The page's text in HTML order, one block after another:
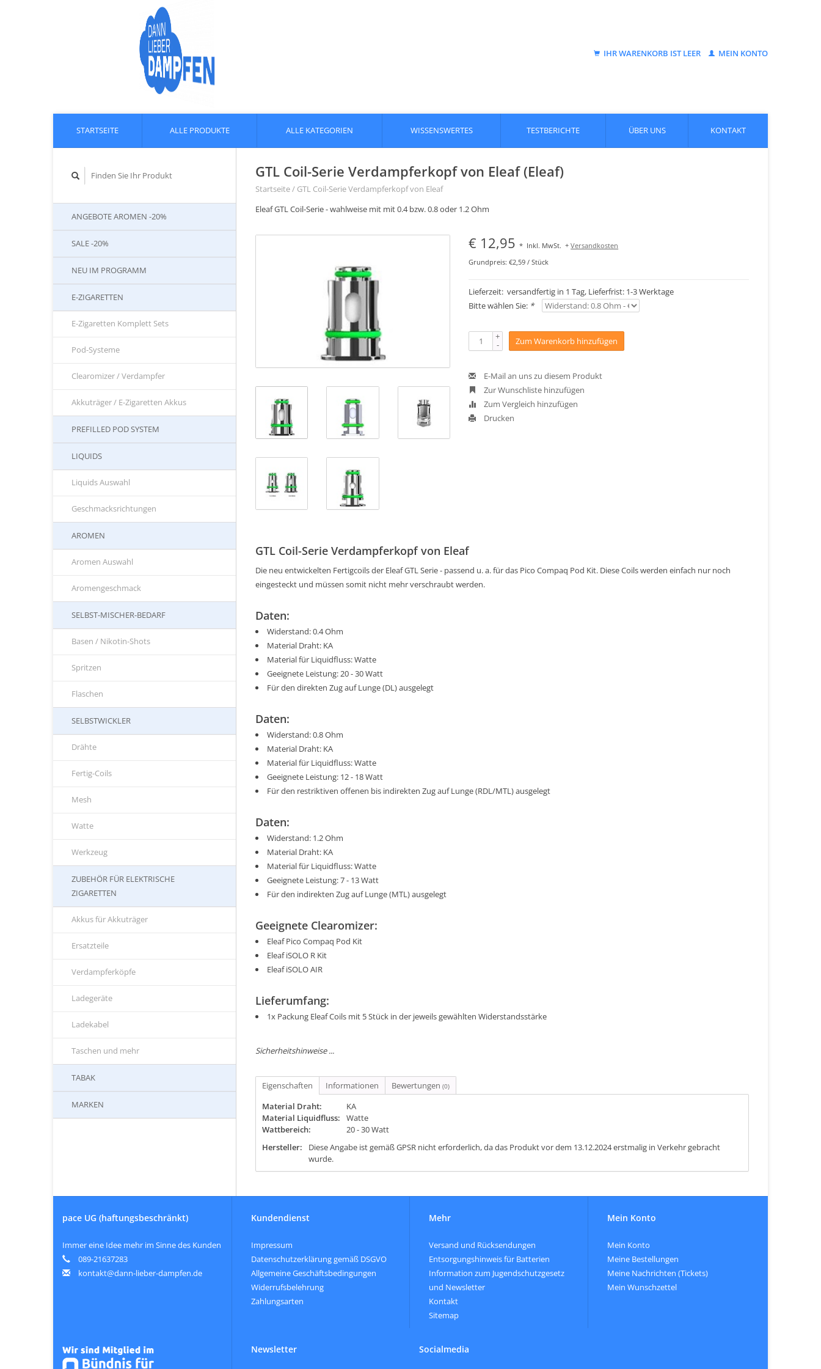
IHR WARENKORB IST LEER MEIN KONTO
STARTSEITE ALLE PRODUKTE ALLE KATEGORIEN WISSENSWERTES TESTBERICHTE ÜBER UNS KONTAKT
ANGEBOTE AROMEN -20%
SALE -20%
NEU IM PROGRAMM
E-ZIGARETTEN
E-Zigaretten Komplett Sets
Pod-Systeme
Clearomizer / Verdampfer
Akkuträger / E-Zigaretten Akkus
PREFILLED POD SYSTEM
LIQUIDS
Liquids Auswahl
Geschmacksrichtungen
AROMEN
Aromen Auswahl
Aromengeschmack
SELBST-MISCHER-BEDARF
Basen / Nikotin-Shots
Spritzen
Flaschen
SELBSTWICKLER
Drähte
Fertig-Coils
Mesh
Watte
Werkzeug
ZUBEHÖR FÜR ELEKTRISCHE
ZIGARETTEN
Akkus für Akkuträger
Ersatzteile
Verdampferköpfe
Ladegeräte
Ladekabel
Taschen und mehr
TABAK
MARKEN
GTL Coil-Serie Verdampferkopf von Eleaf (Eleaf)
Startseite/ GTL Coil-Serie Verdampferkopf von Eleaf
Eleaf GTL Coil-Serie - wahlweise mit mit 0.4 bzw. 0.8 oder 1.2 Ohm
€ 12,95* Inkl. MwSt. +Versandkosten
Grundpreis: €2,59 / Stück
Lieferzeit: versandfertig in 1 Tag, Lieferfrist: 1-3 Werktage
Bitte wählen Sie: *
+
- Zum Warenkorb hinzufügen
E-Mail an uns zu diesem Produkt
Zur Wunschliste hinzufügen
Zum Vergleich hinzufügen
Drucken
GTL Coil-Serie Verdampferkopf von Eleaf
Die neu entwickelten Fertigcoils der Eleaf GTL Serie - passend u. a. für das Pico Compaq Pod Kit. Diese Coils werden einfach nur noch
eingesteckt und müssen somit nicht mehr verschraubt werden.
Daten:
Widerstand: 0.4 Ohm
Material Draht: KA
Material für Liquidfluss: Watte
Geeignete Leistung: 20 - 30 Watt
Für den direkten Zug auf Lunge (DL) ausgelegt
Daten:
Widerstand: 0.8 Ohm
Material Draht: KA
Material für Liquidfluss: Watte
Geeignete Leistung: 12 - 18 Watt
Für den restriktiven offenen bis indirekten Zug auf Lunge (RDL/MTL) ausgelegt
Daten:
Widerstand: 1.2 Ohm
Material Draht: KA
Material für Liquidfluss: Watte
Geeignete Leistung: 7 - 13 Watt
Für den indirekten Zug auf Lunge (MTL) ausgelegt
Geeignete Clearomizer:
Eleaf Pico Compaq Pod Kit
Eleaf iSOLO R Kit
Eleaf iSOLO AIR
Lieferumfang:
1x Packung Eleaf Coils mit 5 Stück in der jeweils gewählten Widerstandsstärke
Sicherheitshinweise ...
Eigenschaften Informationen Bewertungen (0)
Material Draht:
KA
Material Liquidfluss:
Watte
Wattbereich:
20 - 30 Watt
Hersteller:
Diese Angabe ist gemäß GPSR nicht erforderlich, da das Produkt vor dem 13.12.2024 erstmalig in Verkehr gebracht
wurde.
pace UG (haftungsbeschränkt)
Immer eine Idee mehr im Sinne des Kunden
089-21637283
kontakt@dann-lieber-dampfen.de
Kundendienst
Impressum
Datenschutzerklärung gemäß DSGVO
Allgemeine Geschäftsbedingungen
Widerrufsbelehrung
Zahlungsarten
Mehr
Versand und Rücksendungen
Entsorgungshinweis für Batterien
Information zum Jugendschutzgesetz
und Newsletter
Kontakt
Sitemap
Mein Konto
Mein Konto
Meine Bestellungen
Meine Nachrichten (Tickets)
Mein Wunschzettel
Newsletter Socialmedia